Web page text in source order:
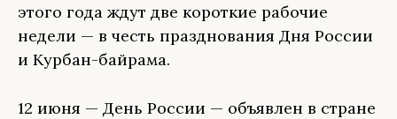
этого года ждут две короткие рабочие
недели — в честь празднования Дня России
и Курбан-байрама.
12 июня — День России — объявлен в стране